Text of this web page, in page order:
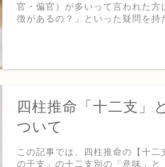
官・偏官）が多いって言われた
徴があるの？」といった疑問を持
四柱推命「十二支」
ついて
この記事では、四柱推命の【十
の干支」の十二支別の「意味」と